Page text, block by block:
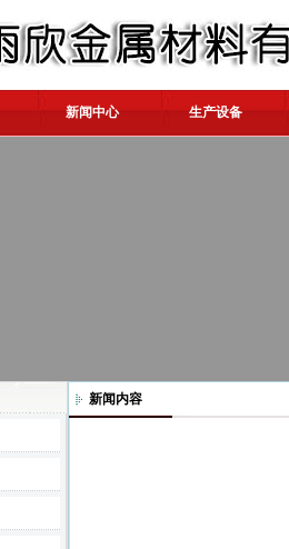
新闻中心 生产设备
新闻内容